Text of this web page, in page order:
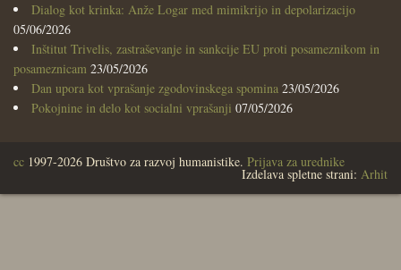
Dialog kot krinka: Anže Logar med mimikrijo in depolarizacijo
05/06/2026
Inštitut Trivelis, zastraševanje in sankcije EU proti posameznikom in
posameznicam 23/05/2026
Dan upora kot vprašanje zgodovinskega spomina 23/05/2026
Pokojnine in delo kot socialni vprašanji 07/05/2026
cc 1997-2026 Društvo za razvoj humanistike. Prijava za urednike
Izdelava spletne strani: Arhit